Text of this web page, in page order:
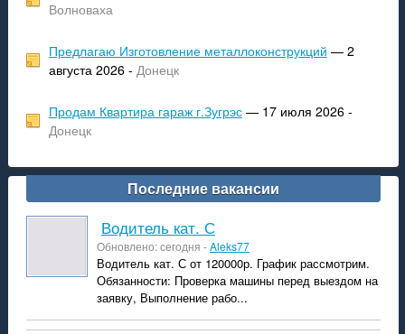
Волноваха
Предлагаю Изготовление металлоконструкций — 2
августа 2026 - Донецк
Продам Квартира гараж г.Зугрэс— 17 июля 2026 -
Донецк
Последние вакансии
Водитель кат. С
Обновлено: сегодня -Aleks77
Водитель кат. С от 120000р. График рассмотрим.
Обязанности: Проверка машины перед выездом на
заявку, Выполнение рабо...